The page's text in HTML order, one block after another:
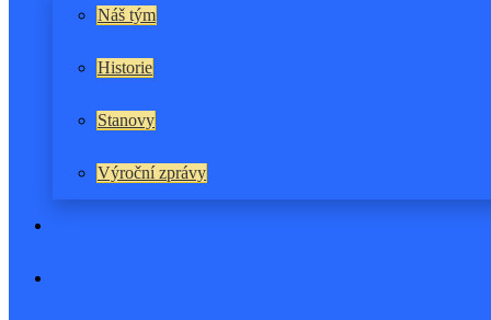
Náš tým
Historie
Stanovy
Výroční zprávy